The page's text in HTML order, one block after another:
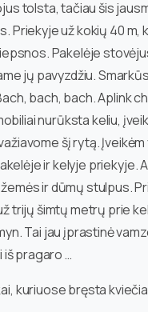
tolsta, tačiau šis
Priekyje už kokių 40 m,
Pakelėje
jų pavyzdžiu.
bach, bach. Aplink
nurūksta keliu,
šį rytą.
ir kelyje priekyje.
ir dūmų stulpus.
trijų šimtų metrų prie
Tai jau įprastinė
pragaro …
kuriuose bręsta